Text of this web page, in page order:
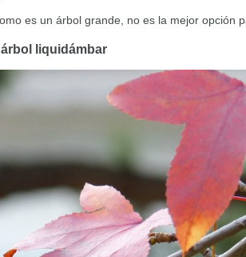
es un árbol grande, no es la mejor opción
liquidámbar